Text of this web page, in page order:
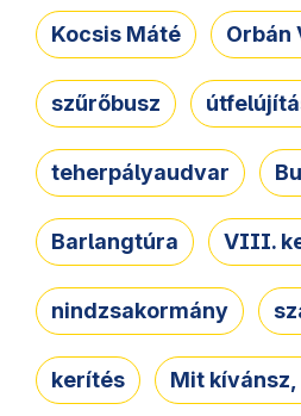
Kocsis Máté Orbán
szűrőbusz
teherpályaudvar
Barlangtúra VIII.
nindzsakormány
kerítés Mit kívánsz,